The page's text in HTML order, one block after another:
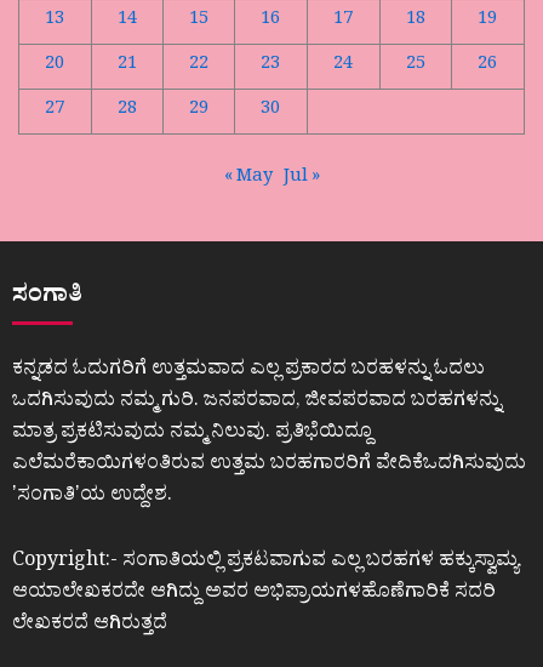
13
14 15 16 17 18
19
20
21 22 23 24 25
26
27
28 29 30
« May Jul »
ಸಂಗಾತಿ
ಕನ್ನಡದ ಓದುಗರಿಗೆ ಉತ್ತಮವಾದ ಎಲ್ಲ ಪ್ರಕಾರದ ಬರಹಳನ್ನು ಓದಲು
ಒದಗಿಸುವುದು ನಮ್ಮ ಗುರಿ. ಜನಪರವಾದ, ಜೀವಪರವಾದ ಬರಹಗಳನ್ನು
ಮಾತ್ರ ಪ್ರಕಟಿಸುವುದು ನಮ್ಮ ನಿಲುವು. ಪ್ರತಿಭೆಯಿದ್ದೂ
ಎಲೆಮರೆಕಾಯಿಗಳಂತಿರುವ ಉತ್ತಮ ಬರಹಗಾರರಿಗೆ ವೇದಿಕೆಒದಗಿಸುವುದು
ʼಸಂಗಾತಿʼಯ ಉದ್ದೇಶ.
Copyright:- ಸಂಗಾತಿಯಲ್ಲಿ ಪ್ರಕಟವಾಗುವ ಎಲ್ಲ ಬರಹಗಳ ಹಕ್ಕುಸ್ವಾಮ್ಯ
ಆಯಾಲೇಖಕರದೇ ಆಗಿದ್ದು ಅವರ ಅಭಿಪ್ರಾಯಗಳಹೊಣೆಗಾರಿಕೆ ಸದರಿ
ಲೇಖಕರದೆ ಆಗಿರುತ್ತದೆ